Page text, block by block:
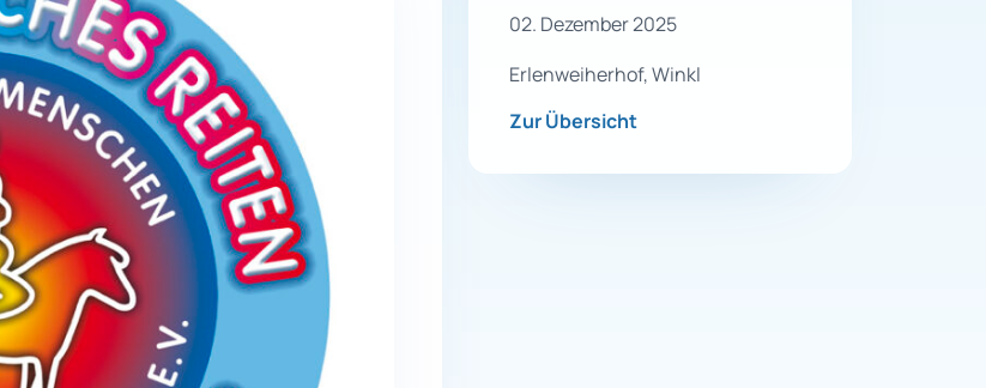
02. Dezember 2025
Erlenweiherhof, Winkl
Zur Übersicht